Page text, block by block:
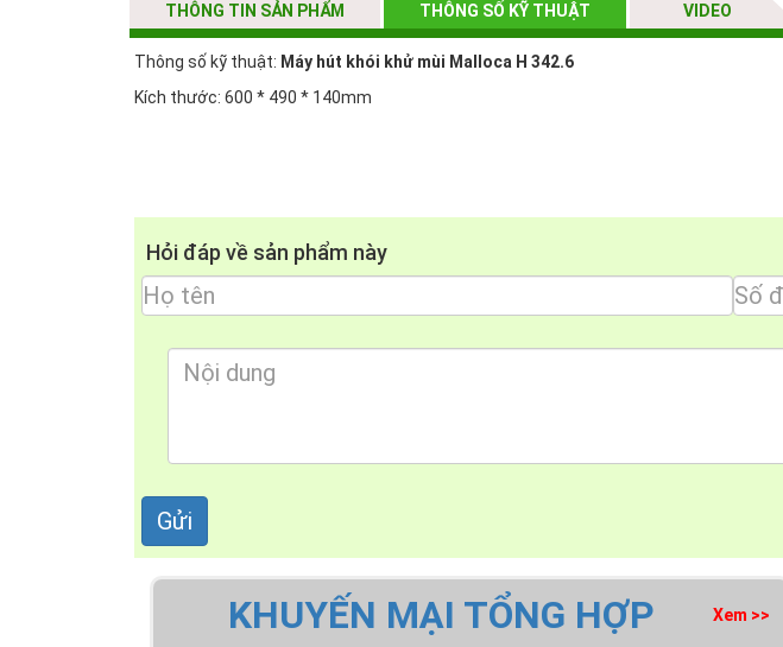
THÔNG TIN SẢN PHẨM THÔNG SỐ KỸ THUẬT VIDEO
Thông số kỹ thuật: Máy hút khói khử mùi Malloca H 342.6
Kích thước: 600 * 490 * 140mm
Hỏi đáp về sản phẩm này
KHUYẾN MẠI TỔNG HỢP Xem >>